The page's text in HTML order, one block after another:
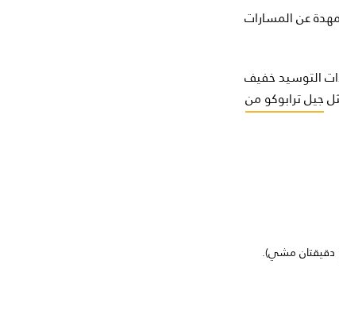
عن المسارات
التوسيد خفيف
جيل ترابوكو من
دقيقتان مشي).